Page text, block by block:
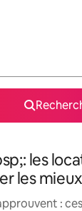
les
les
: